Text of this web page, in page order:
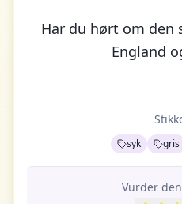
Har du hørt om den
England
syk gris
Vurder